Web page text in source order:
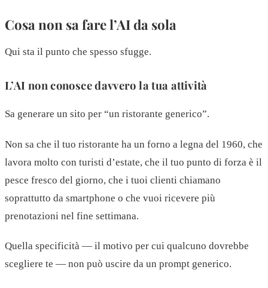
Cosa non sa fare l’AI da sola
Qui sta il punto che spesso sfugge.
L’AI non conosce davvero la tua attività
Sa generare un sito per “un ristorante generico”.
Non sa che il tuo ristorante ha un forno a legna del 1960, che
lavora molto con turisti d’estate, che il tuo punto di forza è il
pesce fresco del giorno, che i tuoi clienti chiamano
soprattutto da smartphone o che vuoi ricevere più
prenotazioni nel fine settimana.
Quella specificità — il motivo per cui qualcuno dovrebbe
scegliere te — non può uscire da un prompt generico.